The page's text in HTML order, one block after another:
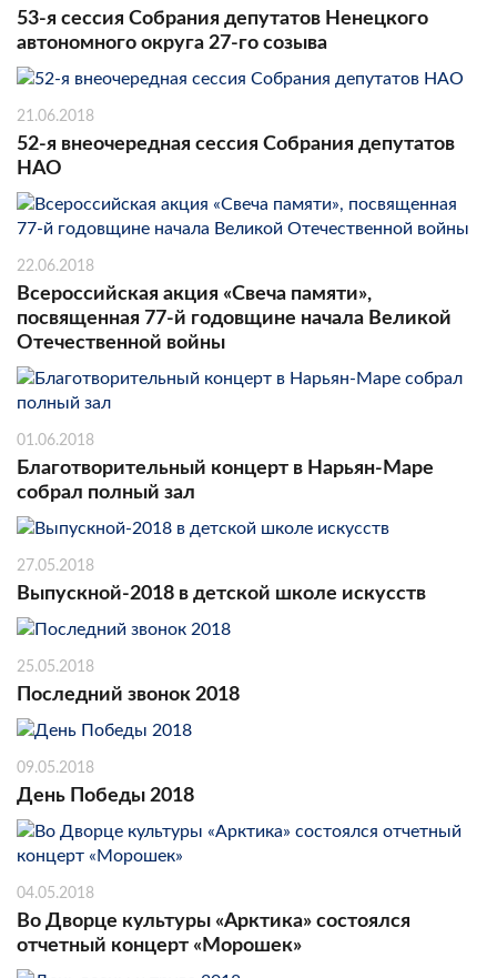
53-я сессия Собрания депутатов Ненецкого
автономного округа 27-го созыва
21.06.2018
52-я внеочередная сессия Собрания депутатов
НАО
22.06.2018
Всероссийская акция «Свеча памяти»,
посвященная 77-й годовщине начала Великой
Отечественной войны
01.06.2018
Благотворительный концерт в Нарьян-Маре
собрал полный зал
27.05.2018
Выпускной-2018 в детской школе искусств
25.05.2018
Последний звонок 2018
09.05.2018
День Победы 2018
04.05.2018
Во Дворце культуры «Арктика» состоялся
отчетный концерт «Морошек»